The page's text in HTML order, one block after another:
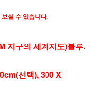
실 수 있습니다.
지구의 세계지도)블루.
선택), 300 X